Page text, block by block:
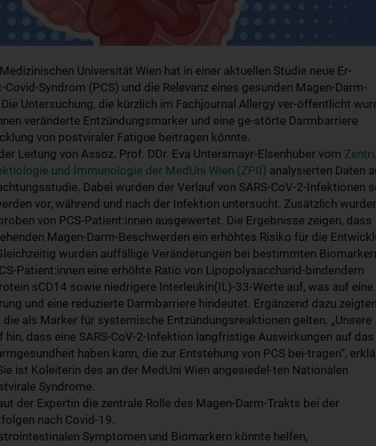
Universität Wien hat in einer aktuellen Studie neue Er-
Syndrom (PCS) und die Relevanz eines gesunden Magen-Darm-
Untersuchung, die kürzlich im Fachjournal Allergy ver-öffentlicht
veränderte Entzündungsmarker und eine ge-störte Darmbarriere
von postviraler Fatigue beitragen könnte.
Leitung von Assoz. Prof. DDr. Eva Untersmayr-Elsenhuber vom
und Immunologie der MedUni Wien (ZPII) analysierten Daten
Dabei wurden der Verlauf von SARS-CoV-2-Infektionen
vor, während und nach der Infektion untersucht. Zusätzlich
von PCS-Patient:innen ausgewertet. Die Ergebnisse zeigen, dass
Magen-Darm-Beschwerden ein erhöhtes Risiko für die
wurden auffällige Veränderungen bei bestimmten
Patient:innen eine erhöhte Ratio von Lipopolysaccharid-bindendem
sCD14 sowie niedrigere Interleukin(IL)-33-Werte auf, was auf eine
und eine reduzierte Darmbarriere hindeutet. Ergänzend dazu zeigten
als Marker für systemische Entzündungsreaktionen gelten. „Unsere
hin, dass eine SARS-CoV-2-Infektion langfristige Auswirkungen auf das
haben kann, die zur Entstehung von PCS bei-tragen“,
ist Koleiterin des an der MedUni Wien angesiedel-ten Nationalen
Syndrome.
der Expertin die zentrale Rolle des Magen-Darm-Trakts bei der
nach Covid-19.
Symptomen und Biomarkern könnte helfen,